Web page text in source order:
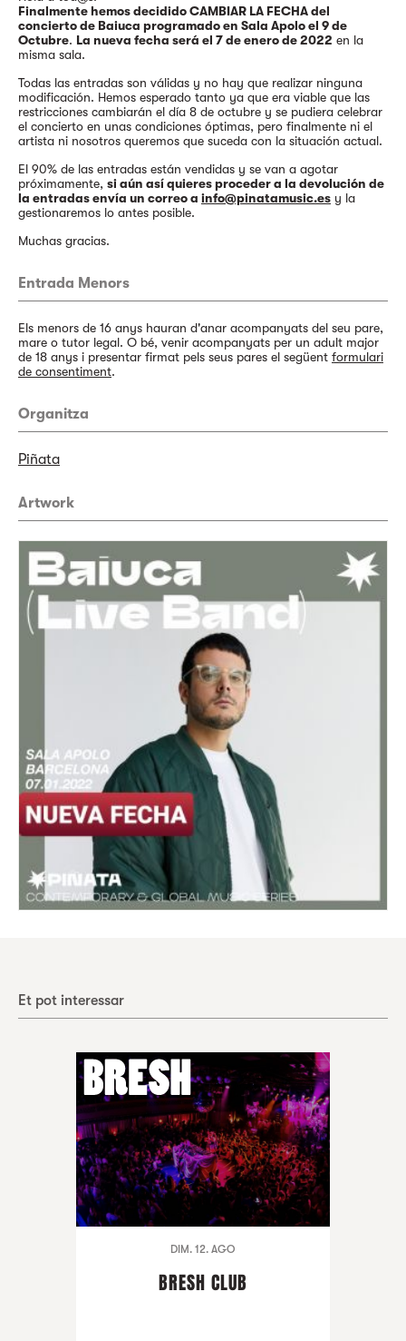
Finalmente hemos decidido CAMBIAR LA FECHA del
concierto de Baiuca programado en Sala Apolo el 9 de
Octubre. La nueva fecha será el 7 de enero de 2022 en la
misma sala.
Todas las entradas son válidas y no hay que realizar ninguna
modificación. Hemos esperado tanto ya que era viable que las
restricciones cambiarán el día 8 de octubre y se pudiera celebrar
el concierto en unas condiciones óptimas, pero finalmente ni el
artista ni nosotros queremos que suceda con la situación actual.
El 90% de las entradas están vendidas y se van a agotar
próximamente, si aún así quieres proceder a la devolución de
la entradas envía un correo a info@pinatamusic.es y la
gestionaremos lo antes posible.
Muchas gracias.
Entrada Menors
Els menors de 16 anys hauran d'anar acompanyats del seu pare,
mare o tutor legal. O bé, venir acompanyats per un adult major
de 18 anys i presentar firmat pels seus pares el següent formulari
de consentiment.
Organitza
Piñata
Artwork
Et pot interessar
DIM. 12. AGO
BRESH CLUB